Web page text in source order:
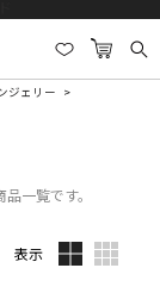
ジェリー
一覧です。
表示